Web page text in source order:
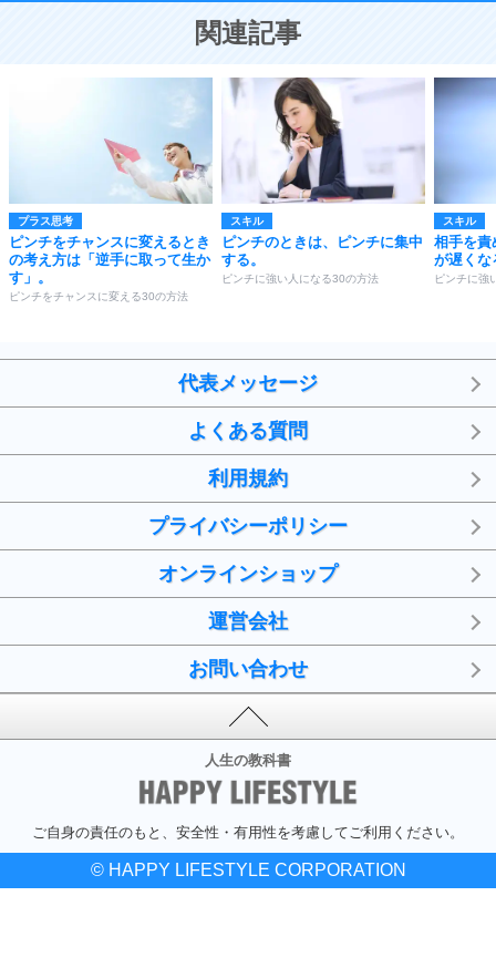
関連記事
プラス思考
ピンチをチャンスに変えるとき
の考え方は「逆手に取って生か
す」。
ピンチをチャンスに変える30の方法
スキル
ピンチのときは、ピンチに集中
する。
ピンチに強い人になる30の方法
スキル
相手を責
が遅くな
ピンチに強
代表メッセージ
よくある質問
利用規約
プライバシーポリシー
オンラインショップ
運営会社
お問い合わせ
人生の教科書
ご自身の責任のもと、安全性・有用性を考慮してご利用ください。
© HAPPY LIFESTYLE CORPORATION